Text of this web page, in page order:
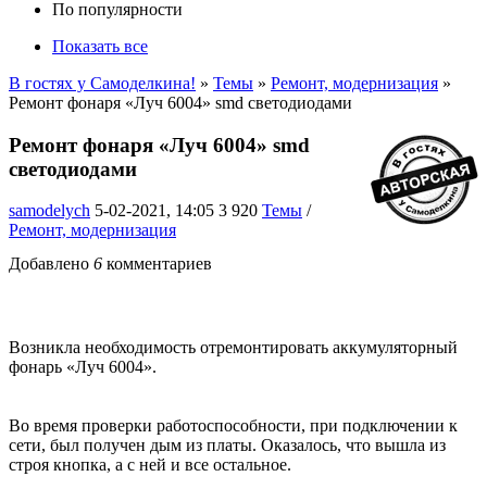
По популярности
Показать все
В гостях у Самоделкина! » Темы » Ремонт, модернизация »
Ремонт фонаря «Луч 6004» smd светодиодами
Ремонт фонаря «Луч 6004» smd
светодиодами
samodelych 5-02-2021, 14:05 3 920 Темы /
Ремонт, модернизация
Добавлено 6 комментариев
Возникла необходимость отремонтировать аккумуляторный
фонарь «Луч 6004».
Во время проверки работоспособности, при подключении к
сети, был получен дым из платы. Оказалось, что вышла из
строя кнопка, а с ней и все остальное.